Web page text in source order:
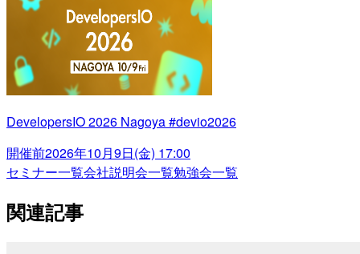
DevelopersIO 2026 Nagoya #devio2026
開催前2026年10月9日(金) 17:00
セミナー一覧会社説明会一覧勉強会一覧
関連記事